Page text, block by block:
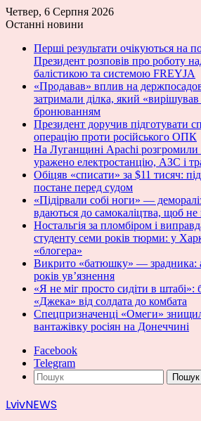
Четвер, 6 Серпня 2026
Останні новини
Перші результати очікуються на
Президент розповів про роботу
балістикою та системою FREYJA
«Продавав» вплив на
затримали ділка, який
бронюванням
Президент доручив підготувати
операцію проти російського ОПК
На Луганщині Apachi розгромили
уражено електростанцію, АЗС і
Обіцяв «списати» за $11 тисяч:
постане перед судом
«Підірвали собі ноги» —
вдаються до самокаліцтва, щоб
Ностальгія за пломбіром і
студенту семи років тюрми: у
«блогера»
Викрито «батюшку» — зрадника:
років ув’язнення
«Я не міг просто сидіти в
«Джека» від солдата до комбата
Спецпризначенці «Омеги»
вантажівку росіян на Донеччині
Facebook
Telegram
Пошук
LvivNEWS